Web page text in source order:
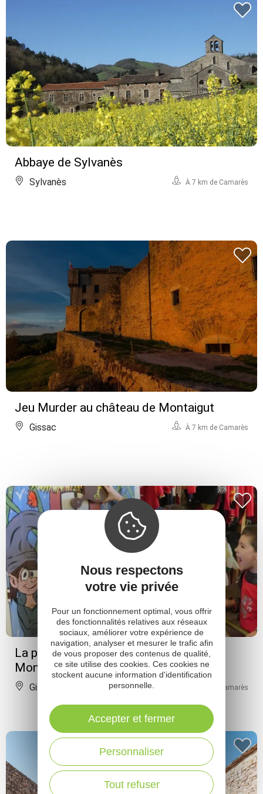
Abbaye de Sylvanès
Sylvanès À 7 km de Camarès
Jeu Murder au château de Montaigut
Gissac À 7 km de Camarès
La porte enchantée au Château de
Montaigut
Gissac À 7 km de Camarès
Nous respectons
votre vie privée
Pour un fonctionnement optimal, vous offrir
des fonctionnalités relatives aux réseaux
sociaux, améliorer votre expérience de
navigation, analyser et mesurer le trafic afin
de vous proposer des contenus de qualité,
ce site utilise des cookies. Ces cookies ne
stockent aucune information d'identification
personnelle.
Tout refuser
Personnaliser
Accepter et fermer